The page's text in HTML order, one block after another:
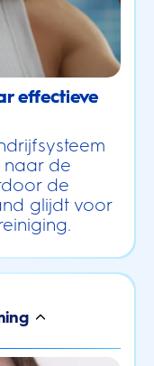
effectieve
naar de
de
glijdt voor